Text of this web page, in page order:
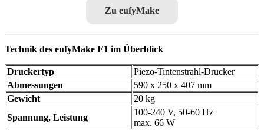
Zu eufyMake
Technik des eufyMake E1 im Überblick
Druckertyp
Piezo-Tintenstrahl-Drucker
Abmessungen
590 x 250 x 407 mm
Gewicht
20 kg
Spannung, Leistung
100-240 V, 50-60 Hz
max. 66 W